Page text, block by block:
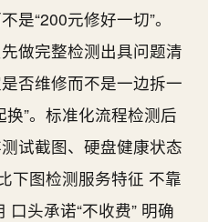
是“200元修好一切”。
做完整检测出具问题清
否维修而不是一边拆一
”。标准化流程检测后
试截图、硬盘健康状态
下图检测服务特征 不靠
头承诺“不收费” 明确